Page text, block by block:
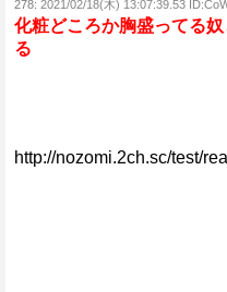
278: 2021/02/18(木) 13:07:39.53
化粧どころか胸盛ってる
る
http://nozomi.2ch.sc/test/